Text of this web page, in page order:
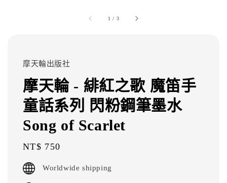
1 / 3
摩天輪出版社
摩天輪 - 緋紅之歌 魔笛手
童話系列 閃粉鋼筆墨水
Song of Scarlet
Regular
price
NT$ 750
Worldwide shipping